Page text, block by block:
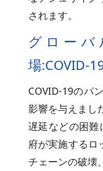
されます。
グロー
場:COVID-
COVID-19のパ
影響を与えまし
遅延などの困難
府が実施するロ
チェーンの破壊